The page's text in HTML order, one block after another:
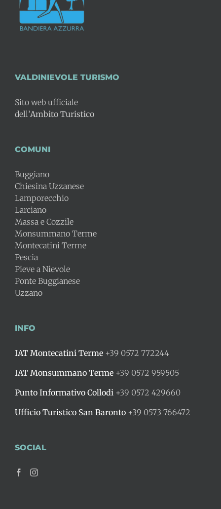
VALDINIEVOLE TURISMO
Sito web ufficiale
dell’Ambito Turistico
COMUNI
Buggiano
Chiesina Uzzanese
Lamporecchio
Larciano
Massa e Cozzile
Monsummano Terme
Montecatini Terme
Pescia
Pieve a Nievole
Ponte Buggianese
Uzzano
INFO
IAT Montecatini Terme +39 0572 772244
IAT Monsummano Terme +39 0572 959505
Punto Informativo Collodi +39 0572 429660
Ufficio Turistico San Baronto +39 0573 766472
SOCIAL